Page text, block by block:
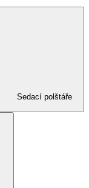
Sedací polštáře